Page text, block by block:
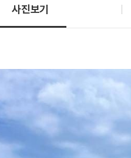
사진보기